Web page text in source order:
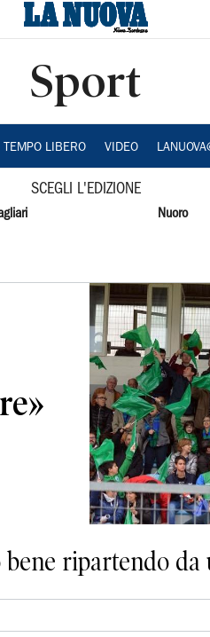
Sport
TEMPO LIBERO VIDEO
SCEGLI L'EDIZIONE
Nuoro
ripartendo